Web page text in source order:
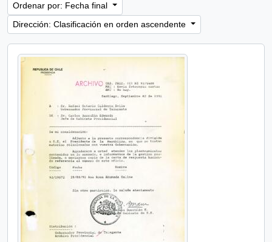
Ordenar por: Fecha final
Dirección: Clasificación en orden ascendente